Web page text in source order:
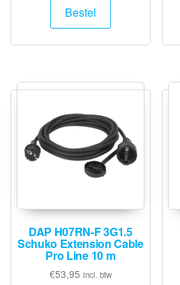
Bestel
DAP H07RN-F 3G1.5
Schuko Extension Cable
Pro Line 10 m
€53,95 incl. btw